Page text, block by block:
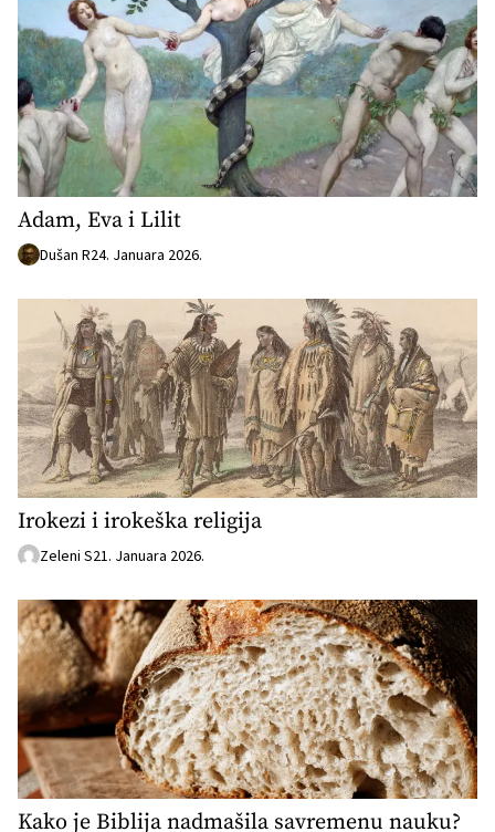
Adam, Eva i Lilit
Dušan R24. Januara 2026.
Irokezi i irokeška religija
Zeleni S21. Januara 2026.
Kako je Biblija nadmašila savremenu nauku?